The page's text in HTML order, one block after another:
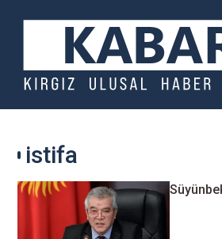
istifa